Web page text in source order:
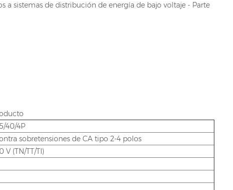
a sistemas de distribución de energía de bajo voltaje - Parte
40/4P
sobretensiones de CA tipo 2-4 polos
V (TN/TT/TI)